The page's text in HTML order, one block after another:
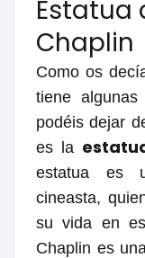
Estatua
Chaplin
Como os
tiene
podéis dejar
es la
estatua es
cineasta,
su vida en
Chaplin es